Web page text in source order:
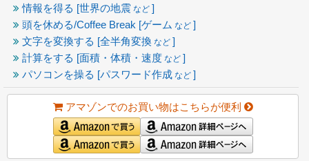
情報を得る [世界の地震 など ]
頭を休める/Coffee Break [ゲーム など ]
文字を変換する [全半角変換 など ]
計算をする [面積・体積・速度 など ]
パソコンを操る [パスワード作成 など ]
アマゾンでのお買い物はこちらが便利